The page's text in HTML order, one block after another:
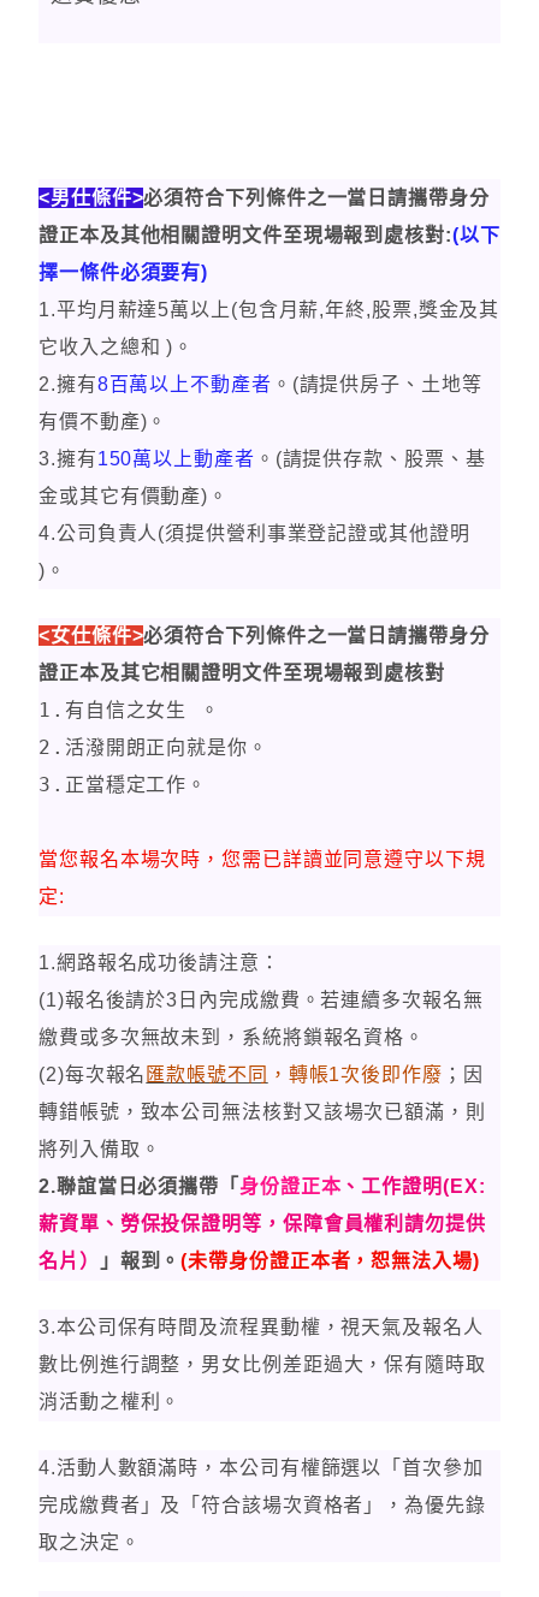
<男仕條件>必須符合下列條件之一當日請攜帶身分
證正本及其他相關證明文件至現場報到處核對:(以下
擇一條件必須要有)
1.平均月薪達5萬以上(包含月薪,年終,股票,獎金及其
它收入之總和 )。
2.擁有8百萬以上不動產者 。(請提供房子、土地等
有價不動產)。
3.擁有150萬以上動產者 。(請提供存款、股票、基
金或其它有價動產)。
4.公司負責人(須提供營利事業登記證或其他證明
)。
<女仕條件>必須符合下列條件之一當日請攜帶身分
證正本及其它相關證明文件至現場報到處核對
1.有自信之女生 。
2.活潑開朗正向就是你。
3.正當穩定工作。
當您報名本場次時，您需已詳讀並同意遵守以下規
定:
1.網路報名成功後請注意：
(1)報名後請於3日內完成繳費。若連續多次報名無
繳費或多次無故未到，系統將鎖報名資格。
(2)每次報名 匯款帳號不同 ，轉帳1次後即作廢 ；因
轉錯帳號 ， 致本公司無法核對又該場次已額滿，則
將列入備取。
2.聯誼當日必須攜帶「 身份證正本、工作證明(EX:
薪資單 、勞保投保證明等，保障會員權利請勿提供
名片）
」報到。(未帶身份證正本者，恕無法入場)
3.本公司保有時間及流程異動權 ，視天氣及報名人
數比例進行調整 ， 男女比例差距過大 ，保有隨時取
消活動之權利。
4.活動人數額滿時，本公司有權篩選以「首次參加
完成繳費者」及「符合該場次資格者」，為優先錄
取之決定 。